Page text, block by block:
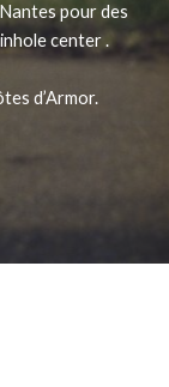
pour des
center .
d’Armor.